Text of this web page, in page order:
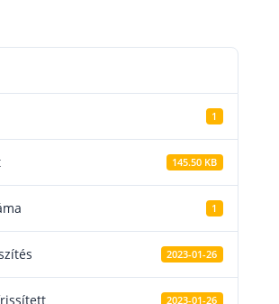
1
145.50 KB
1
2023-01-26
2023-01-26